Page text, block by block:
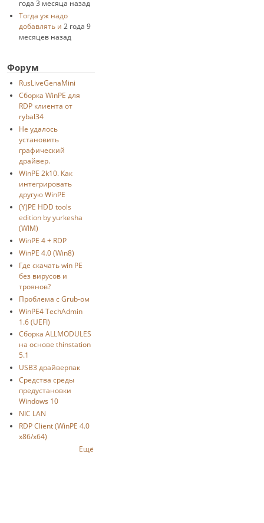
года 3 месяца назад
Тогда уж надо
добавлять и 2 года 9
месяцев назад
Форум
RusLiveGenaMini
Cборка WinPE для
RDP клиента от
rybal34
Не удалось
установить
графический
драйвер.
WinPE 2k10. Как
интегрировать
другую WinPE
(Y)PE HDD tools
edition by yurkesha
(WIM)
WinPE 4 + RDP
WinPE 4.0 (Win8)
Где скачать win PE
без вирусов и
троянов?
Проблема с Grub-ом
WinPE4 TechAdmin
1.6 (UEFI)
Сборка ALLMODULES
на основе thinstation
5.1
USB3 драйверпак
Средства среды
предустановки
Windows 10
NIC LAN
RDP Client (WinPE 4.0
x86/x64)
Ещё